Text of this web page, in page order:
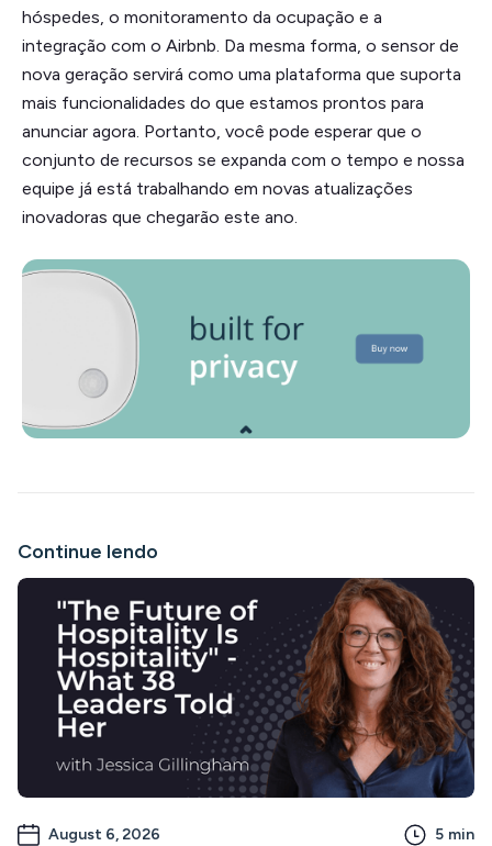
hóspedes, o monitoramento da ocupação e a
integração com o Airbnb. Da mesma forma, o sensor de
nova geração servirá como uma plataforma que suporta
mais funcionalidades do que estamos prontos para
anunciar agora. Portanto, você pode esperar que o
conjunto de recursos se expanda com o tempo e nossa
equipe já está trabalhando em novas atualizações
inovadoras que chegarão este ano.
Continue lendo
August 6, 2026 5 min